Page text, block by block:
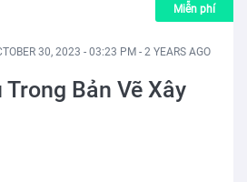
30, 2023 - 03:23 PM - 2 YEARS AGO
Bản Vẽ Xây
Miễn phí